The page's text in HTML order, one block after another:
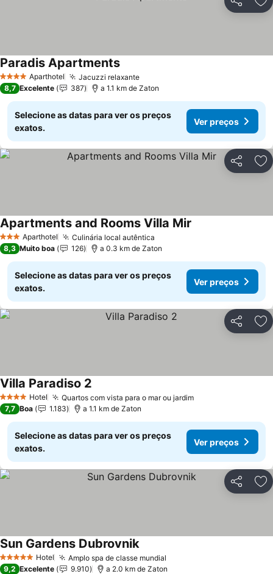
Partilhar
4 EstrelasAparthotel Jacuzzi relaxanteVer preços
Paradis ApartmentsVer preços
8,7 Excelente 387 a 1.1 km de Zaton
Selecione as datas para ver os preços
exatos.
Ver preços
Partilhar
3 EstrelasAparthotel Culinária local autêntica
Apartments and Rooms Villa Mir
8,3 Muito boa 126 a 0.3 km de Zaton
Selecione as datas para ver os preços
exatos.
Ver preços
Partilhar
4 EstrelasHotel Quartos com vista para o mar ou jardimVer preços
Villa Paradiso 2
7,7 Boa 1.183 a 1.1 km de Zaton
Selecione as datas para ver os preços
exatos.
Ver preços
Partilhar
5 Estrelas Hotel Amplo spa de classe mundial
Sun Gardens DubrovnikVer preços
9,2 Excelente 9.910 a 2.0 km de Zaton